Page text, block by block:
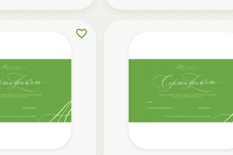
AiliCode Гель-масло для душа, 250мл
-21%